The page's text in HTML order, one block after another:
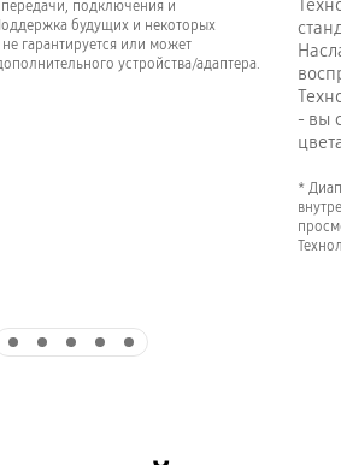
подключения и
будущих и некоторых
гарантируется или может
устройства/адаптера.
- вы
*